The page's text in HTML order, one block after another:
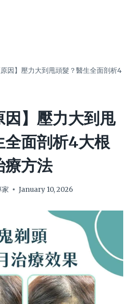
原因】壓力大到甩頭髮？醫生全面剖析4
因】壓力大到甩
全面剖析4大根
療方法
January 10, 2026